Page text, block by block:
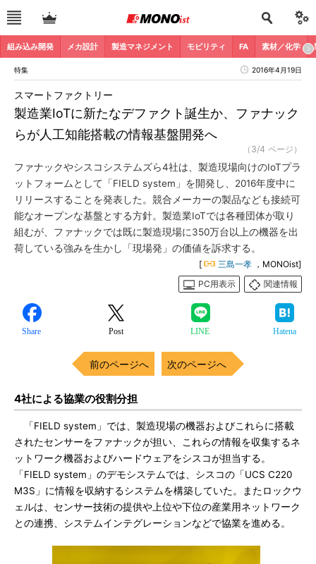
組み込み開発 メカ設計 製造マネジメント モビリティ FA 素材／化学
特集 2016年4月19日
製造業IoTに新たなデファクト誕生か、ファナック
らが人工知能搭載の情報基盤開発へ
スマートファクトリー
（3/4 ページ）
ファナックやシスコシステムズら4社は、製造現場向けのIoTプラ
ットフォームとして「FIELD system」を開発し、2016年度中に
リリースすることを発表した。競合メーカーの製品なども接続可
能なオープンな基盤とする方針。製造業IoTでは各種団体が取り
組むが、ファナックでは既に製造現場に350万台以上の機器を出
荷している強みを生かし「現場発」の価値を訴求する。
[ 三島一孝 ，MONOist]
PC用表示
関連情報
Share Post LINE Hatena
前のページへ 次のページへ
4社による協業の役割分担
「FIELD system」では、製造現場の機器およびこれらに搭載
されたセンサーをファナックが担い、これらの情報を収集するネ
ットワーク機器およびハードウェアをシスコが担当する。
「FIELD system」のデモシステムでは、シスコの「UCS C220
M3S」に情報を収納するシステムを構築していた。またロックウ
ェルは、センサー技術の提供や上位や下位の産業用ネットワーク
との連携、システムインテグレーションなどで協業を進める。